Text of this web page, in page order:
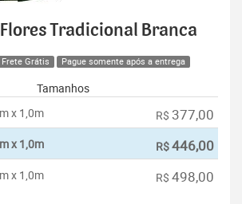
Tradicional Branca
Frete Grátis Pague somente após a entrega
Tamanhos
x 1,0m
R$ 377,00
x 1,0m R$446,00
x 1,0m R$ 498,00